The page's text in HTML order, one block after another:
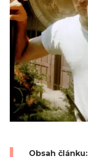
Obsah článku: